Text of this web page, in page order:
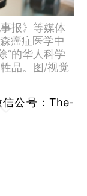
报》等媒体
癌症医学中
”的华人科学
品。图/视觉
信公号：The-